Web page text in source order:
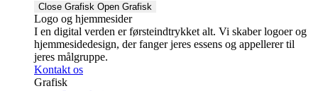
Close Grafisk Open Grafisk
Logo og hjemmesider
I en digital verden er førsteindtrykket alt. Vi skaber logoer og
hjemmesidedesign, der fanger jeres essens og appellerer til
jeres målgruppe.
Kontakt os
Grafisk